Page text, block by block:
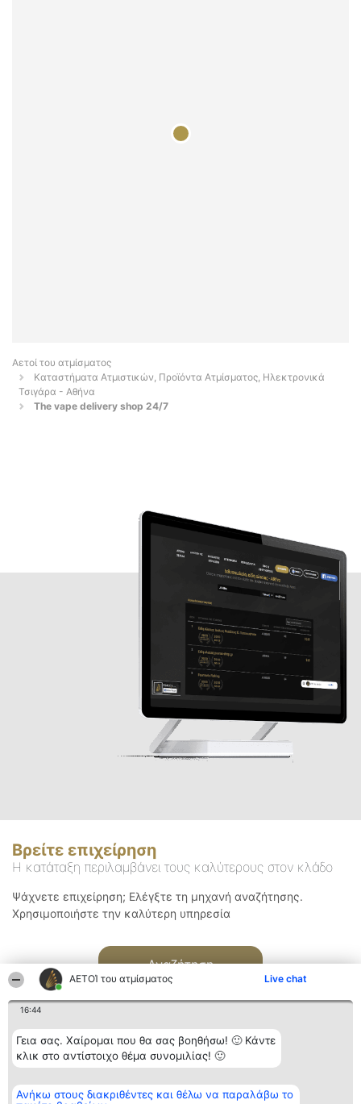
ΑΕΤΟΊ του ατμίσματος Live chat
16:44
Γεια σας. Χαίρομαι που θα σας βοηθήσω! 🙂 Κάντε
κλικ στο αντίστοιχο θέμα συνομιλίας! 🙂
Ανήκω στους διακριθέντες και θέλω να παραλάβω το
Αετοί του ατμίσματος
Καταστήματα Ατμιστικών, Προϊόντα Ατμίσματος, Ηλεκτρονικά
Τσιγάρα - Αθήνα
The vape delivery shop 24/7
Βρείτε επιχείρηση
Η κατάταξη περιλαμβάνει τους καλύτερους στον κλάδο
Ψάχνετε επιχείρηση; Ελέγξτε τη μηχανή αναζήτησης.
Χρησιμοποιήστε την καλύτερη υπηρεσία
Αναζήτηση
Διοργανωτής της
κατάταξης
Κατάταξη
Διακριθέντες
Επικοινωνία
Επικοινωνία